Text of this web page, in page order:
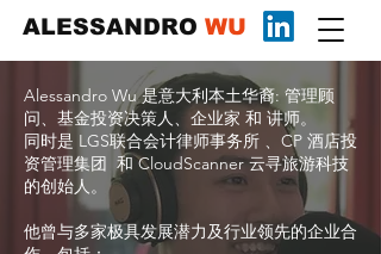
ALESSANDRO WU
Alessandro Wu 是意大利本土华裔: 管理顾
问、基金投资决策人、企业家 和 讲师。
同时是 LGS联合会计律师事务所 、CP 酒店投
资管理集团 和 CloudScanner 云寻旅游科技
的创始人。
他曾与多家极具发展潜力及行业领先的企业合